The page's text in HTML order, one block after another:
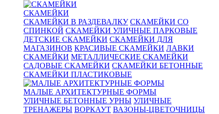
СКАМЕЙКИ
СКАМЕЙКИ В РАЗДЕВАЛКУ СКАМЕЙКИ СО
СПИНКОЙ СКАМЕЙКИ УЛИЧНЫЕ ПАРКОВЫЕ
ДЕТСКИЕ СКАМЕЙКИ СКАМЕЙКИ ДЛЯ
МАГАЗИНОВ КРАСИВЫЕ СКАМЕЙКИ ЛАВКИ
СКАМЕЙКИ МЕТАЛЛИЧЕСКИЕ СКАМЕЙКИ
САДОВЫЕ СКАМЕЙКИ СКАМЕЙКИ БЕТОННЫЕ
СКАМЕЙКИ ПЛАСТИКОВЫЕ
МАЛЫЕ АРХИТЕКТУРНЫЕ ФОРМЫ
УЛИЧНЫЕ БЕТОННЫЕ УРНЫ УЛИЧНЫЕ
ТРЕНАЖЕРЫ ВОРКАУТ ВАЗОНЫ-ЦВЕТОЧНИЦЫ